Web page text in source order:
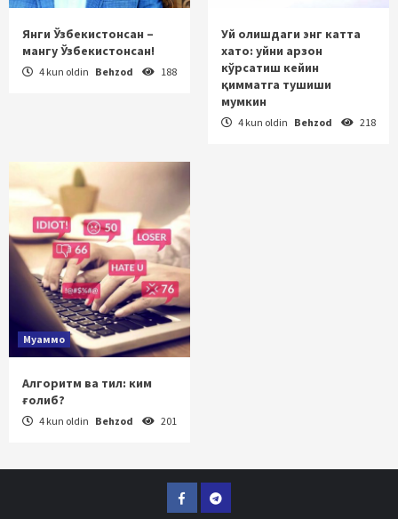
Янги Ўзбекистонсан –
мангу Ўзбекистонсан!
4 kun oldin Behzod 188
Уй олишдаги энг катта
хато: уйни арзон
кўрсатиш кейин
қимматга тушиши
мумкин
4 kun oldin Behzod 218
Муаммо
Алгоритм ва тил: ким
ғолиб?
4 kun oldin Behzod 201
FacebookTelegram